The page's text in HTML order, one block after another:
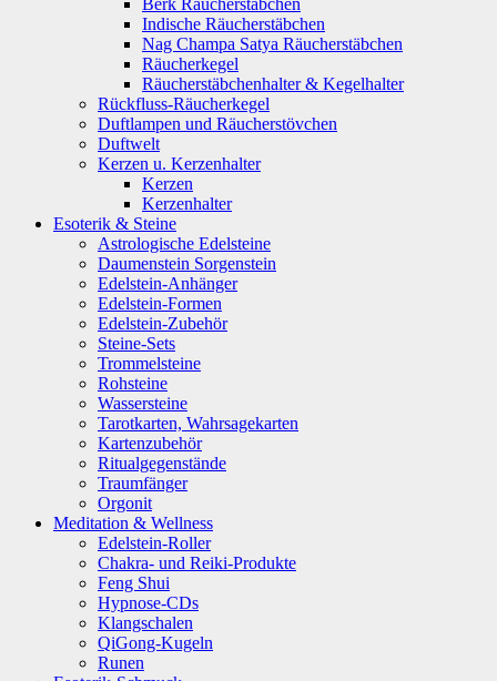
Berk Räucherstäbchen
Indische Räucherstäbchen
Nag Champa Satya Räucherstäbchen
Räucherkegel
Räucherstäbchenhalter & Kegelhalter
Rückfluss-Räucherkegel
Duftlampen und Räucherstövchen
Duftwelt
Kerzen u. Kerzenhalter
Kerzen
Kerzenhalter
Esoterik & Steine
Astrologische Edelsteine
Daumenstein Sorgenstein
Edelstein-Anhänger
Edelstein-Formen
Edelstein-Zubehör
Steine-Sets
Trommelsteine
Rohsteine
Wassersteine
Tarotkarten, Wahrsagekarten
Kartenzubehör
Ritualgegenstände
Traumfänger
Orgonit
Meditation & Wellness
Edelstein-Roller
Chakra- und Reiki-Produkte
Feng Shui
Hypnose-CDs
Klangschalen
QiGong-Kugeln
Runen